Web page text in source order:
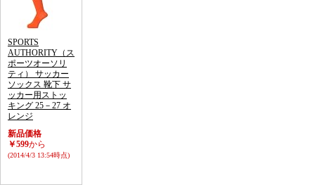
SPORTS
AUTHORITY（ス
ポーツオーソリ
ティ） サッカー
ソックス 靴下 サ
ッカー用ストッ
キング 25－27 オ
レンジ
新品価格
￥599から
(2014/4/3 13:54時点)